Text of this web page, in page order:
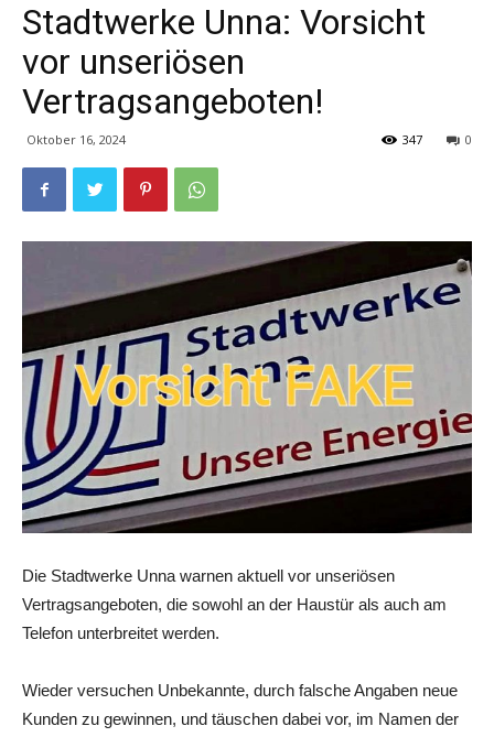
Stadtwerke Unna: Vorsicht
vor unseriösen
Vertragsangeboten!
Oktober 16, 2024 0
347
Die Stadtwerke Unna warnen aktuell vor unseriösen
Vertragsangeboten, die sowohl an der Haustür als auch am
Telefon unterbreitet werden.
Wieder versuchen Unbekannte, durch falsche Angaben neue
Kunden zu gewinnen, und täuschen dabei vor, im Namen der